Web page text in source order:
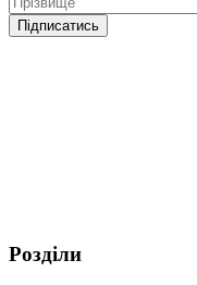
Розділи